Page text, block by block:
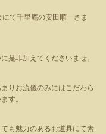
にて千里庵の安田順一さま
是非加えてくださいませ。
りお流儀のみにはこだわら
す。
も魅力のあるお道具にて素